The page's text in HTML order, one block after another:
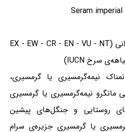
گونه‌ی با کم‌ترین نگرانی (EX - EW - CR - EN - VU - NT
نیمه‌گرمسیری یا گرمسیری،
نیمه‌گرمسیری یا گرمسیری
روستایی و جنگل‌های پیشین
یا گرمسیری جزیره‌ی سرام